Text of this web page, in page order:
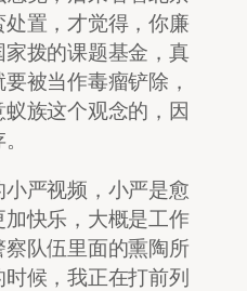
置，才觉得，你廉
拨的课题基金，真
被当作毒瘤铲除，
族这个观念的，因
严视频，小严是愈
快乐，大概是工作
队伍里面的熏陶所
候，我正在打前列